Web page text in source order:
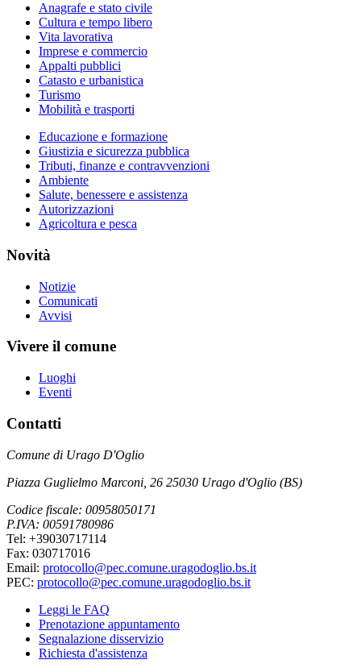
Anagrafe e stato civile
Cultura e tempo libero
Vita lavorativa
Imprese e commercio
Appalti pubblici
Catasto e urbanistica
Turismo
Mobilità e trasporti
Educazione e formazione
Giustizia e sicurezza pubblica
Tributi, finanze e contravvenzioni
Ambiente
Salute, benessere e assistenza
Autorizzazioni
Agricoltura e pesca
Novità
Notizie
Comunicati
Avvisi
Vivere il comune
Luoghi
Eventi
Contatti
Comune di Urago D'Oglio
Piazza Guglielmo Marconi, 26 25030 Urago d'Oglio (BS)
Codice fiscale: 00958050171
P.IVA: 00591780986
Tel: +39030717114
Fax: 030717016
Email: protocollo@pec.comune.uragodoglio.bs.it
PEC: protocollo@pec.comune.uragodoglio.bs.it
Leggi le FAQ
Prenotazione appuntamento
Segnalazione disservizio
Richiesta d'assistenza